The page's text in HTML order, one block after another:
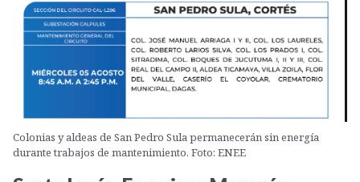
Colonias y aldeas de San Pedro Sula permanecerán sin energía
durante trabajos de mantenimiento. Foto: ENEE